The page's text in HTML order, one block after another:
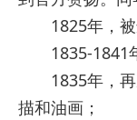
1825年，被
1835-1841年
1835年，再
描和油画；